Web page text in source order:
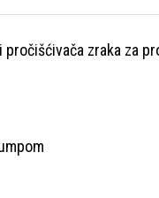
zraka za